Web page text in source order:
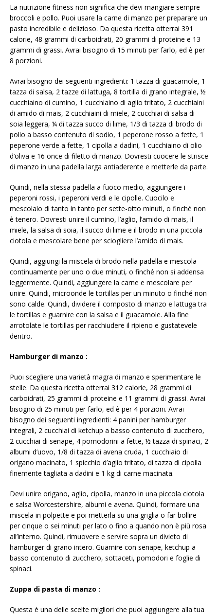
La nutrizione fitness non significa che devi mangiare sempre
broccoli e pollo. Puoi usare la carne di manzo per preparare un
pasto incredibile e delizioso. Da questa ricetta otterrai 391
calorie, 48 grammi di carboidrati, 20 grammi di proteine ​​e 13
grammi di grassi. Avrai bisogno di 15 minuti per farlo, ed è per
8 porzioni.
Avrai bisogno dei seguenti ingredienti: 1 tazza di guacamole, 1
tazza di salsa, 2 tazze di lattuga, 8 tortilla di grano integrale, ½
cucchiaino di cumino, 1 cucchiaino di aglio tritato, 2 cucchiaini
di amido di mais, 2 cucchiaini di miele, 2 cucchiai di salsa di
soia leggera, ¼ di tazza succo di lime, 1/3 di tazza di brodo di
pollo a basso contenuto di sodio, 1 peperone rosso a fette, 1
peperone verde a fette, 1 cipolla a dadini, 1 cucchiaino di olio
d’oliva e 16 once di filetto di manzo. Dovresti cuocere le strisce
di manzo in una padella larga antiaderente e metterle da parte.
Quindi, nella stessa padella a fuoco medio, aggiungere i
peperoni rossi, i peperoni verdi e le cipolle. Cuocilo e
mescolalo di tanto in tanto per sette-otto minuti, o finché non
è tenero. Dovresti unire il cumino, l’aglio, l’amido di mais, il
miele, la salsa di soia, il succo di lime e il brodo in una piccola
ciotola e mescolare bene per sciogliere l’amido di mais.
Quindi, aggiungi la miscela di brodo nella padella e mescola
continuamente per uno o due minuti, o finché non si addensa
leggermente. Quindi, aggiungere la carne e mescolare per
unire. Quindi, microonde le tortillas per un minuto o finché non
sono calde. Quindi, dividere il composto di manzo e lattuga tra
le tortillas e guarnire con la salsa e il guacamole. Alla fine
arrotolate le tortillas per racchiudere il ripieno e gustatevele
dentro.
Hamburger di manzo :
Puoi scegliere una varietà magra di manzo e sperimentare le
stelle. Da questa ricetta otterrai 312 calorie, 28 grammi di
carboidrati, 25 grammi di proteine ​​e 11 grammi di grassi. Avrai
bisogno di 25 minuti per farlo, ed è per 4 porzioni. Avrai
bisogno dei seguenti ingredienti: 4 panini per hamburger
integrali, 2 cucchiai di ketchup a basso contenuto di zucchero,
2 cucchiai di senape, 4 pomodorini a fette, ½ tazza di spinaci, 2
albumi d’uovo, 1/8 di tazza di avena cruda, 1 cucchiaio di
origano macinato, 1 spicchio d’aglio tritato, di tazza di cipolla
finemente tagliata a dadini e 1 kg di carne macinata.
Devi unire origano, aglio, cipolla, manzo in una piccola ciotola
e salsa Worcestershire, albumi e avena. Quindi, formare una
miscela in polpette e poi metterla su una griglia o far bollire
per cinque o sei minuti per lato o fino a quando non è più rosa
all’interno. Quindi, rimuovere e servire sopra un divieto di
hamburger di grano intero. Guarnire con senape, ketchup a
basso contenuto di zucchero, sottaceti, pomodori e foglie di
spinaci.
Zuppa di pasta di manzo :
Questa è una delle scelte migliori che puoi aggiungere alla tua